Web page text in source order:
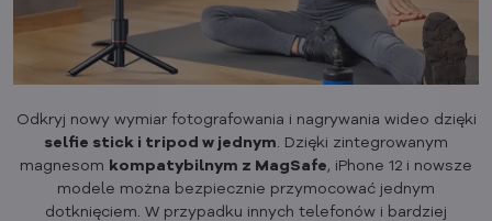
Odkryj nowy wymiar fotografowania i nagrywania wideo dzięki
selfie stick i tripod w jednym . Dzięki zintegrowanym
magnesom kompatybilnym z MagSafe, iPhone 12 i nowsze
modele można bezpiecznie przymocować jednym
dotknięciem. W przypadku innych telefonów i bardziej